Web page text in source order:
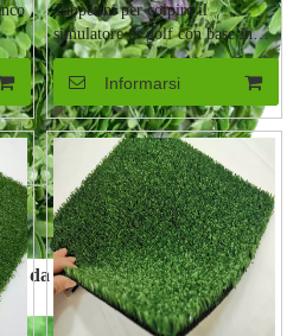
da muro
Tappetini per colpire il
simulatore di golf con base in
gomma
Informarsi